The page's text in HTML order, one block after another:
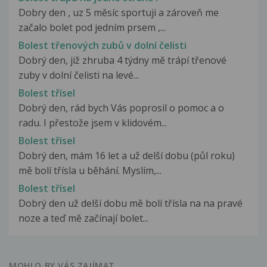
Dobry den , uz 5 měsíc sportuji a zároveň me
začalo bolet pod jedním prsem ,...
Bolest třenových zubů v dolní čelisti
Dobrý den, již zhruba 4 týdny mě trápí třenové
zuby v dolní čelisti na levé...
Bolest třísel
Dobrý den, rád bych Vás poprosil o pomoc a o
radu. I přestože jsem v klidovém...
Bolest třísel
Dobrý den, mám 16 let a už delší dobu (půl roku)
mě bolí třísla u běhání. Myslím,...
Bolest třísel
Dobrý den už delší dobu mě bolí třísla na na pravé
noze a teď mě začínají bolet...